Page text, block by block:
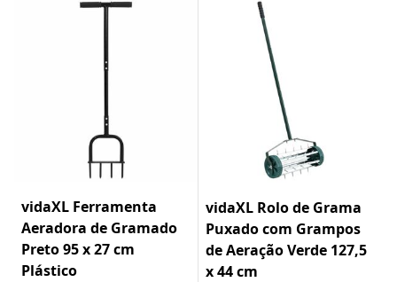
vidaXL Ferramenta
Aeradora de Gramado
Preto 95 x 27 cm
Plástico
vidaXL Rolo de Grama
Puxado com Grampos
de Aeração Verde 127,5
x 44 cm